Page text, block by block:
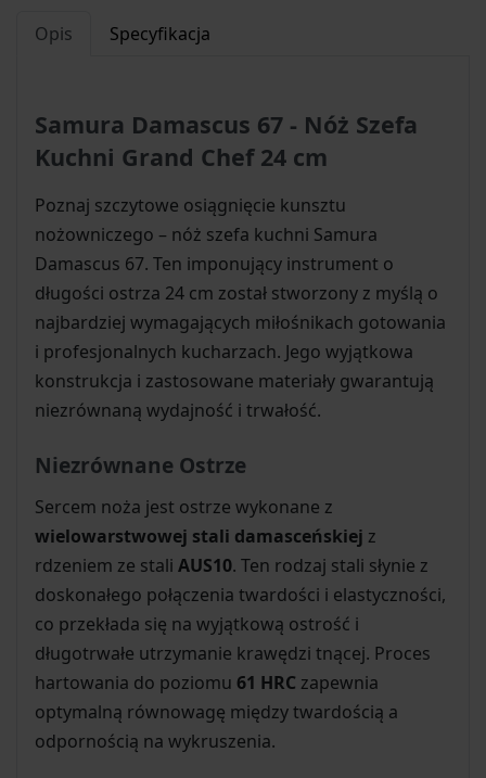
Opis Specyfikacja
Samura Damascus 67 - Nóż Szefa
Kuchni Grand Chef 24 cm
Poznaj szczytowe osiągnięcie kunsztu
nożowniczego – nóż szefa kuchni Samura
Damascus 67. Ten imponujący instrument o
długości ostrza 24 cm został stworzony z myślą o
najbardziej wymagających miłośnikach gotowania
i profesjonalnych kucharzach. Jego wyjątkowa
konstrukcja i zastosowane materiały gwarantują
niezrównaną wydajność i trwałość.
Niezrównane Ostrze
Sercem noża jest ostrze wykonane z
wielowarstwowej stali damasceńskiej z
rdzeniem ze stali AUS10. Ten rodzaj stali słynie z
doskonałego połączenia twardości i elastyczności,
co przekłada się na wyjątkową ostrość i
długotrwałe utrzymanie krawędzi tnącej. Proces
hartowania do poziomu 61 HRC zapewnia
optymalną równowagę między twardością a
odpornością na wykruszenia.